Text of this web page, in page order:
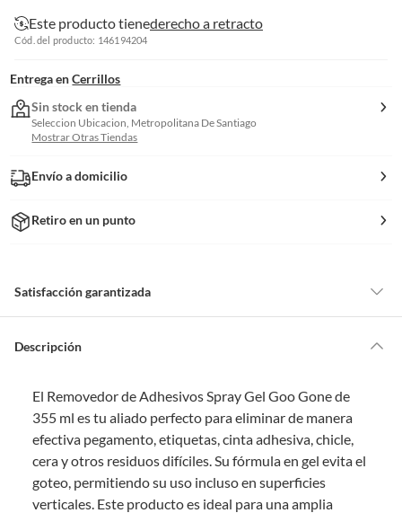
Este producto tienederecho a retracto
Cód. del producto: 146194204
Entrega en Cerrillos
Sin stock en tienda
Seleccion Ubicacion, Metropolitana De Santiago
Mostrar Otras Tiendas
Envío a domicilio
Retiro en un punto
Satisfacción garantizada
de la compra.
comprado por internet y que hay ciertas categorías que no tienen este
derecho:
Productos que, por su naturaleza, no puedan ser devueltos,
puedan deteriorarse o caducar con rapidez.
Confeccionados a la medida.
De uso personal.
Descripción
El Removedor de Adhesivos Spray Gel Goo Gone de
355 ml es tu aliado perfecto para eliminar de manera
efectiva pegamento, etiquetas, cinta adhesiva, chicle,
cera y otros residuos difíciles. Su fórmula en gel evita el
goteo, permitiendo su uso incluso en superficies
verticales. Este producto es ideal para una amplia